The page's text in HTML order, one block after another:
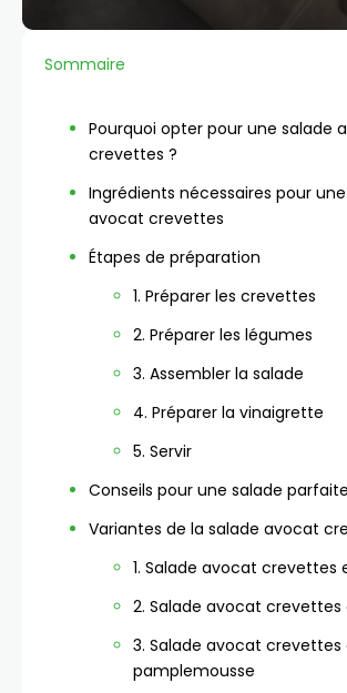
Sommaire
Pourquoi opter pour une salade
crevettes ?
Ingrédients nécessaires pour
avocat crevettes
Étapes de préparation
1. Préparer les crevettes
2. Préparer les légumes
3. Assembler la salade
4. Préparer la vinaigrette
5. Servir
Conseils pour une salade parfaite
Variantes de la salade avocat
1. Salade avocat crevettes
2. Salade avocat crevettes
3. Salade avocat crevettes
pamplemousse